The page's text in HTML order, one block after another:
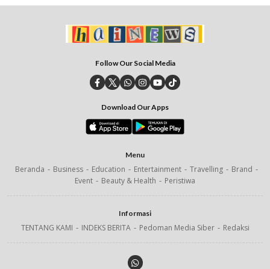
Follow Our Social Media
Download Our Apps
Menu
Beranda Business Education Entertainment Travelling
Brand
Event
Beauty & Health Peristiwa
Informasi
TENTANG KAMI INDEKS BERITA Pedoman Media Siber Redaksi